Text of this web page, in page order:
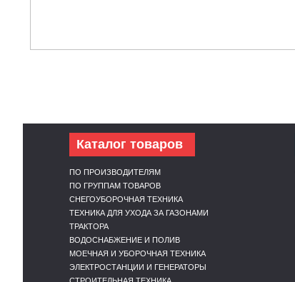
Каталог товаров
ПО ПРОИЗВОДИТЕЛЯМ
ПО ГРУППАМ ТОВАРОВ
СНЕГОУБОРОЧНАЯ ТЕХНИКА
ТЕХНИКА ДЛЯ УХОДА ЗА ГАЗОНАМИ
ТРАКТОРА
ВОДОСНАБЖЕНИЕ И ПОЛИВ
МОЕЧНАЯ И УБОРОЧНАЯ ТЕХНИКА
ЭЛЕКТРОСТАНЦИИ И ГЕНЕРАТОРЫ